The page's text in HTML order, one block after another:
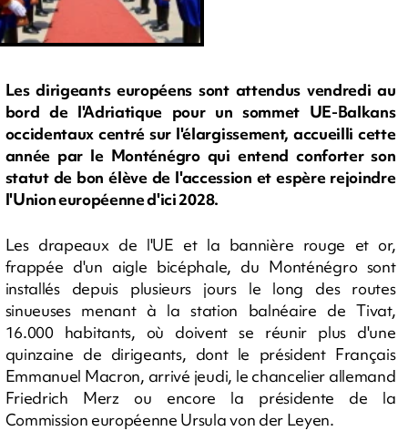
Les dirigeants européens sont attendus vendredi au
bord de l'Adriatique pour un sommet UE-Balkans
occidentaux centré sur l'élargissement, accueilli cette
année par le Monténégro qui entend conforter son
statut de bon élève de l'accession et espère rejoindre
l'Union européenne d'ici 2028.
Les drapeaux de l'UE et la bannière rouge et or,
frappée d'un aigle bicéphale, du Monténégro sont
installés depuis plusieurs jours le long des routes
sinueuses menant à la station balnéaire de Tivat,
16.000 habitants, où doivent se réunir plus d'une
quinzaine de dirigeants, dont le président Français
Emmanuel Macron, arrivé jeudi, le chancelier allemand
Friedrich Merz ou encore la présidente de la
Commission européenne Ursula von der Leyen.